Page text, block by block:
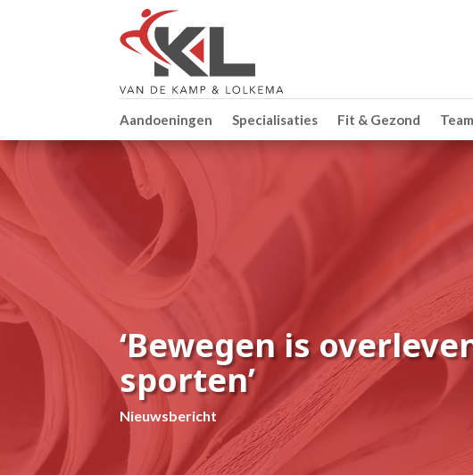
Aandoeningen Specialisaties Fit & Gezond Team
‘Bewegen is
sporten’
Nieuwsbericht